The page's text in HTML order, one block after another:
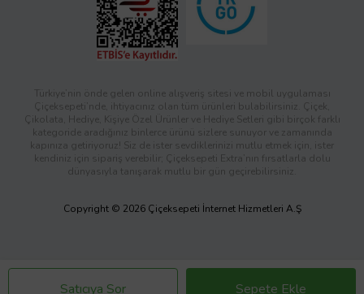
Satıcıya Sor Sepete Ekle
Türkiye’nin önde gelen online alışveriş sitesi ve mobil uygulaması
Çiçeksepeti’nde, ihtiyacınız olan tüm ürünleri bulabilirsiniz. Çiçek,
Çikolata, Hediye, Kişiye Özel Ürünler ve Hediye Setleri gibi birçok farklı
kategoride aradığınız binlerce ürünü sizlere sunuyor ve zamanında
kapınıza getiriyoruz! Siz de ister sevdiklerinizi mutlu etmek için, ister
kendiniz için sipariş verebilir; Çiçeksepeti Extra’nın fırsatlarla dolu
dünyasıyla tanışarak mutlu bir gün geçirebilirsiniz.
Copyright © 2026 Çiçeksepeti İnternet Hizmetleri A.Ş